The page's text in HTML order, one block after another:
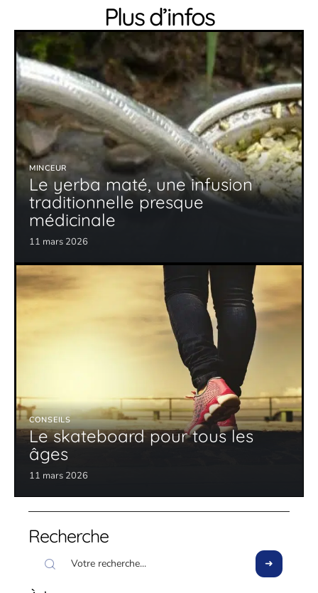
Plus d’infos
MINCEUR
Le yerba maté, une infusion
traditionnelle presque
médicinale
11 mars 2026
CONSEILS
Le skateboard pour tous les
âges
11 mars 2026
Recherche